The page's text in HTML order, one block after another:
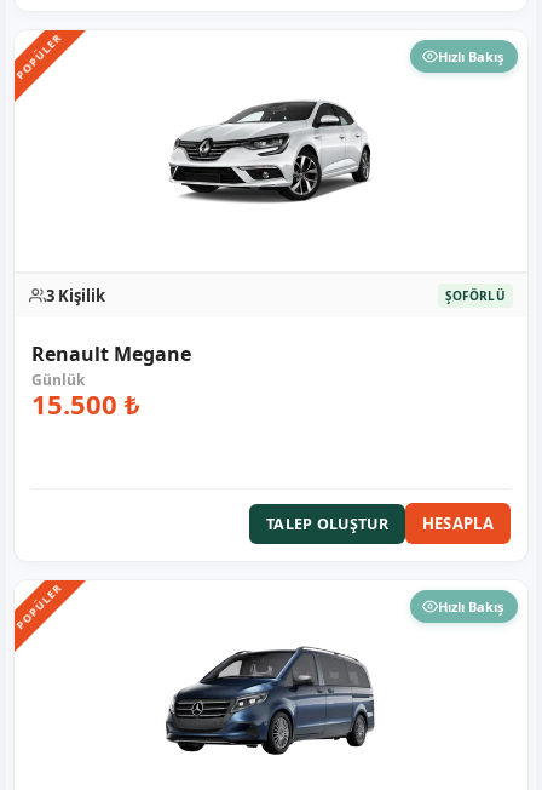
POPÜLER Hızlı Bakış
3 Kişilik ŞOFÖRLÜ
Renault Megane
15.500 ₺
TALEP OLUŞTUR HESAPLA
POPÜLER Hızlı Bakış